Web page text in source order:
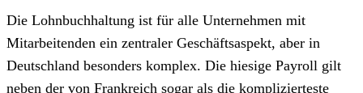
Die Lohnbuchhaltung ist für alle Unternehmen mit
Mitarbeitenden ein zentraler Geschäftsaspekt, aber in
Deutschland besonders komplex. Die hiesige Payroll gilt
neben der von Frankreich sogar als die komplizierteste